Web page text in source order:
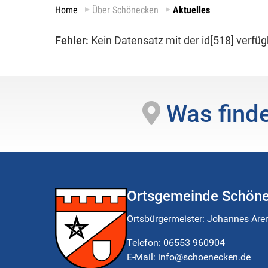
Home Über Schönecken Aktuelles
Fehler: Kein Datensatz mit der id[518]
Was
Ortsgemeinde
Ortsbürgermeister: Johannes
Telefon: 06553 960904
E-Mail: info@schoenecken.de